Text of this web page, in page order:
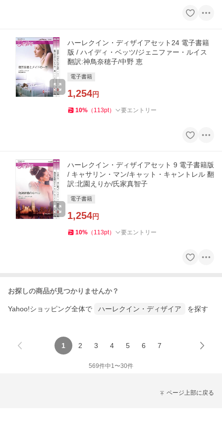
ハーレクイン・ディザイアセット24 電子書籍
版 / ハイディ・ベッツ/ジェニファー・ルイス
翻訳:神鳥奈穂子/中野 恵
電子書籍
1,254円
10% （ 113pt） 要エントリー
ハーレクイン・ディザイアセット 9 電子書籍版
/ キャサリン・マン/キャット・キャントレル 翻
訳:北園えりか/氏家真智子
電子書籍
1,254円
10% （ 113pt） 要エントリー
お探しの商品が見つかりませんか？
Yahoo!ショッピング全体で ハーレクイン・ディザイア を探す
1 2 3 4 5 6 7
569件中1〜30件
ページ上部に戻る